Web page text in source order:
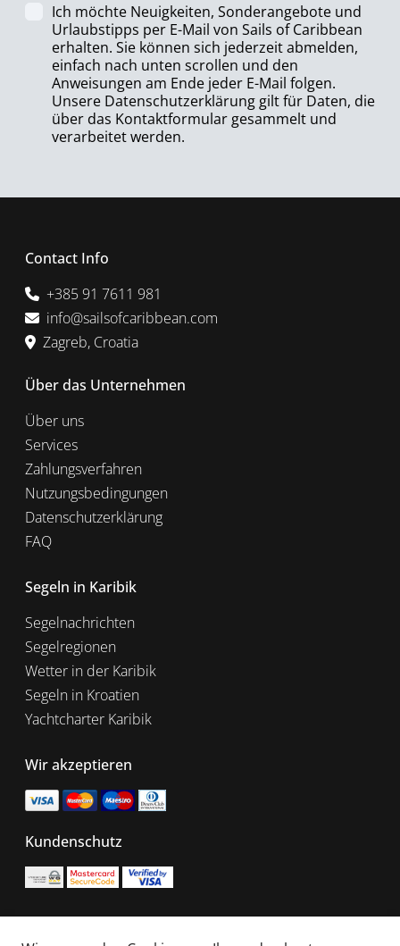
Ich möchte Neuigkeiten, Sonderangebote und
Urlaubstipps per E-Mail von Sails of Caribbean
erhalten. Sie können sich jederzeit abmelden,
einfach nach unten scrollen und den
Anweisungen am Ende jeder E-Mail folgen.
Unsere Datenschutzerklärung gilt für Daten, die
über das Kontaktformular gesammelt und
verarbeitet werden.
Contact Info
+385 91 7611 981
info@sailsofcaribbean.com
Zagreb, Croatia
Über das Unternehmen
Über uns
Services
Zahlungsverfahren
Nutzungsbedingungen
Datenschutzerklärung
FAQ
Segeln in Karibik
Segelnachrichten
Segelregionen
Wetter in der Karibik
Segeln in Kroatien
Yachtcharter Karibik
Wir akzeptieren
Kundenschutz